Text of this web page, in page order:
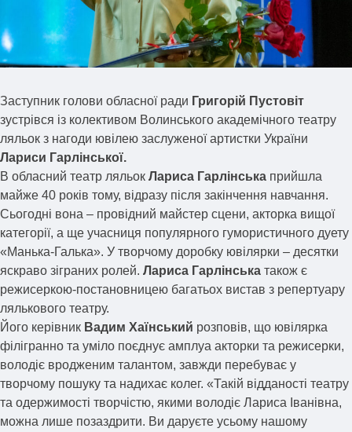
Заступник голови обласної ради Григорій Пустовіт
зустрівся із колективом Волинського академічного театру
ляльок з нагоди ювілею заслуженої артистки України
Лариси Гарлінської.
В обласний театр ляльок Лариса Гарлінська прийшла
майже 40 років тому, відразу після закінчення навчання.
Сьогодні вона – провідний майстер сцени, акторка вищої
категорії, а ще учасниця популярного гумористичного дуету
«Манька-Галька». У творчому доробку ювілярки – десятки
яскраво зіграних ролей. Лариса Гарлінська також є
режисеркою-постановницею багатьох вистав з репертуару
лялькового театру.
Його керівник Вадим Хаїнський розповів, що ювілярка
філігранно та уміло поєднує амплуа акторки та режисерки,
володіє вродженим талантом, завжди перебуває у
творчому пошуку та надихає колег. «Такій відданості театру
та одержимості творчістю, якими володіє Лариса Іванівна,
можна лише позаздрити. Ви даруєте усьому нашому